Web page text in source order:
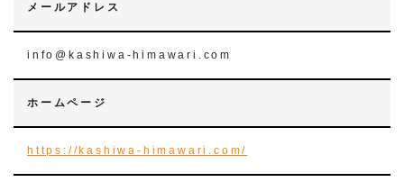
メールアドレス
info@kashiwa-himawari.com
ホームページ
https://kashiwa-himawari.com/